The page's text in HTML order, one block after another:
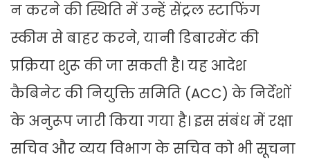
न करने की स्थिति में उन्हें सेंट्रल स्टाफिंग
स्कीम से बाहर करने, यानी डिबारमेंट की
प्रक्रिया शुरू की जा सकती है। यह आदेश
कैबिनेट की नियुक्ति समिति (ACC) के निर्देशों
के अनुरूप जारी किया गया है। इस संबंध में रक्षा
सचिव और व्यय विभाग के सचिव को भी सूचना